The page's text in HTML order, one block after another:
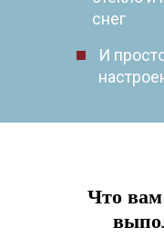
снег
И
Что